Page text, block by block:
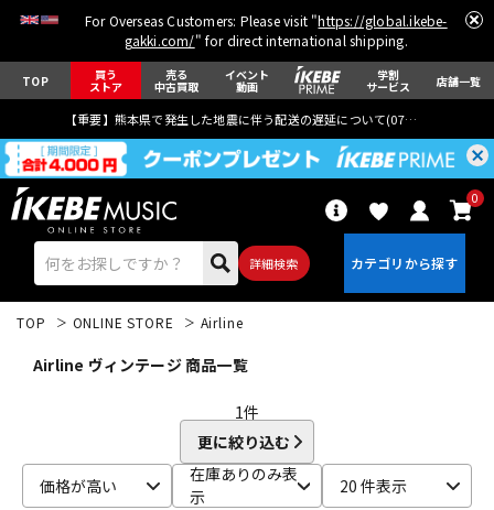
For Overseas Customers: Please visit "https://global.ikebe-
gakki.com/" for direct international shipping.
TOP 買う
ストア
売る
中古買取
イベント
動画
学割
サービス 店舗一覧
【重要】熊本県で発生した地震に伴う配送の遅延について(07月29日
詳細検索
0
TOP ONLINE STORE Airline
Airline ヴィンテージ 商品一覧
1件
更に絞り込む
価格が高い
在庫ありのみ表
示
20 件表示